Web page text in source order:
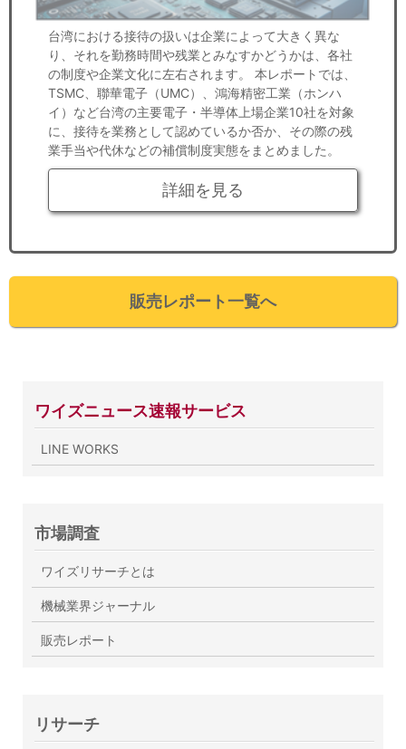
台湾における接待の扱いは企業によって大きく異な
り、それを勤務時間や残業とみなすかどうかは、各社
の制度や企業文化に左右されます。 本レポートでは、
TSMC、聯華電子（UMC）、鴻海精密工業（ホンハ
イ）など台湾の主要電子・半導体上場企業10社を対象
に、接待を業務として認めているか否か、その際の残
業手当や代休などの補償制度実態をまとめました。
詳細を見る
販売レポート一覧へ
ワイズニュース速報サービス
LINE WORKS
市場調査
ワイズリサーチとは
機械業界ジャーナル
販売レポート
リサーチ